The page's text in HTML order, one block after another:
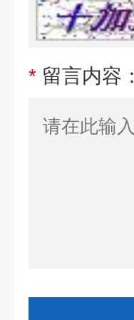
* 留言内容：